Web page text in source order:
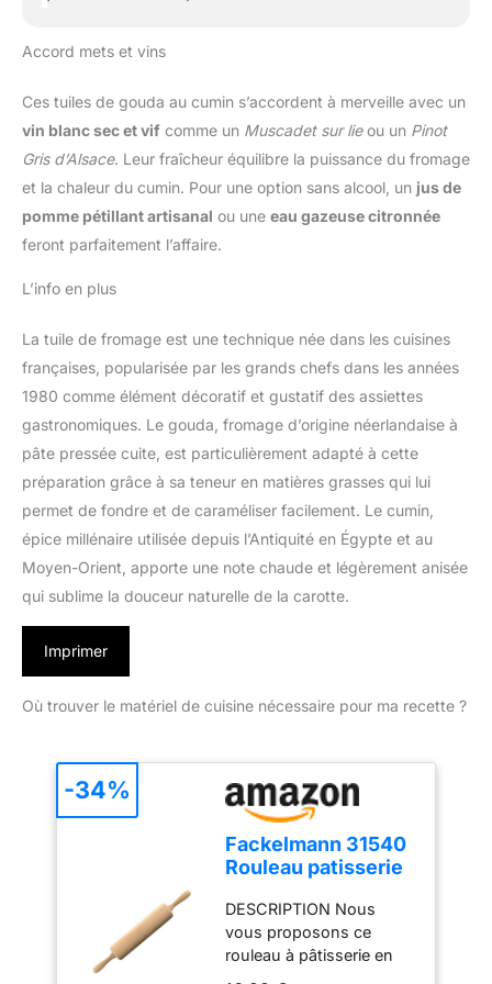
Accord mets et vins
Ces tuiles de gouda au cumin s’accordent à merveille avec un
vin blanc sec et vif comme un Muscadet sur lieou un Pinot
Gris d’Alsace. Leur fraîcheur équilibre la puissance du fromage
et la chaleur du cumin. Pour une option sans alcool, un jus de
pomme pétillant artisanal ou une eau gazeuse citronnée
feront parfaitement l’affaire.
L’info en plus
La tuile de fromage est une technique née dans les cuisines
françaises, popularisée par les grands chefs dans les années
1980 comme élément décoratif et gustatif des assiettes
gastronomiques. Le gouda, fromage d’origine néerlandaise à
pâte pressée cuite, est particulièrement adapté à cette
préparation grâce à sa teneur en matières grasses qui lui
permet de fondre et de caraméliser facilement. Le cumin,
épice millénaire utilisée depuis l’Antiquité en Égypte et au
Moyen-Orient, apporte une note chaude et légèrement anisée
qui sublime la douceur naturelle de la carotte.
Imprimer
Où trouver le matériel de cuisine nécessaire pour ma recette ?
Fackelmann 31540
Rouleau patisserie
pâtisserie,
accessoires
cuisine, ustensiles
DESCRIPTION Nous
vous proposons ce
rouleau à pâtisserie en
-34%